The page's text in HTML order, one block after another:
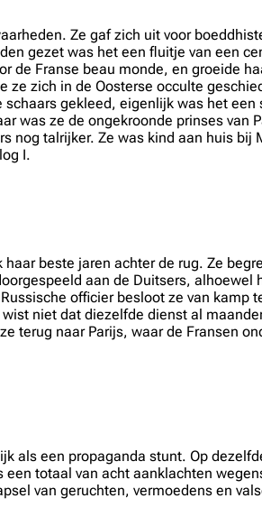
Ze gaf zich uit voor
gezet was het een fluitje van een
Franse beau monde, en groeide
ze zich in de Oosterse occulte
gekleed, eigenlijk was het
was ze de ongekroonde prinses van
nog talrijker. Ze was kind aan huis
I.
beste jaren achter de rug. Ze
aan de Duitsers,
officier besloot ze van
niet dat diezelfde dienst al
terug naar Parijs, waar de Fransen
als een propaganda stunt. Op
totaal van acht aanklachten
van geruchten, vermoedens en